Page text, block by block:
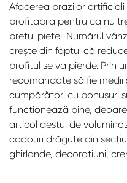
Afacerea brazilor
profitabila pentru ca nu
pretul pietei. Numărul
crește din faptul că
profitul se va pierde. Prin
recomandate să fie
cumpărători cu bonusuri
funcționează bine,
articol destul de
cadouri drăguțe din
ghirlande, decorațiuni,